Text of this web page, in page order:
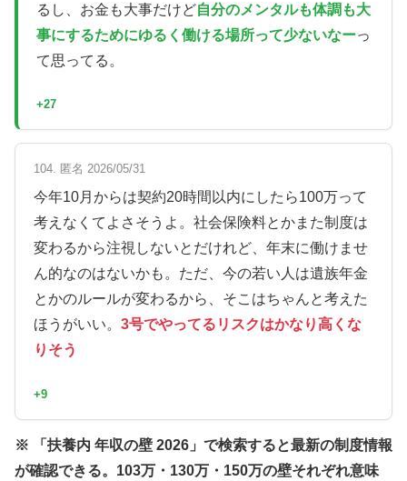
るし、お金も大事だけど自分のメンタルも体調も大
事にするためにゆるく働ける場所って少ないなーっ
て思ってる。
+27
104. 匿名 2026/05/31
今年10月からは契約20時間以内にしたら100万って
考えなくてよさそうよ。社会保険料とかまた制度は
変わるから注視しないとだけれど、年末に働けませ
ん的なのはないかも。ただ、今の若い人は遺族年金
とかのルールが変わるから、そこはちゃんと考えた
ほうがいい。 3号でやってるリスクはかなり高くな
りそう
+9
※ 「扶養内 年収の壁 2026」で検索すると最新の制度情報
が確認できる。103万・130万・150万の壁それぞれ意味